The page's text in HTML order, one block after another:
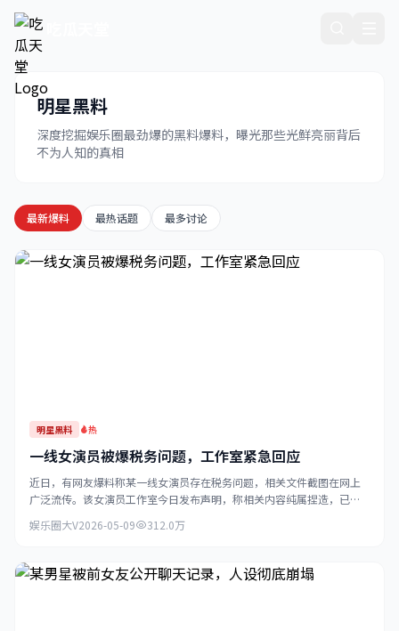
明星黑料
深度挖掘娱乐圈最劲爆的黑料爆料，曝光那些光鲜亮丽背后
不为人知的真相
最新爆料 最热话题 最多讨论
明星黑料 热
一线女演员被爆税务问题，工作室紧急回应
近日，有网友爆料称某一线女演员存在税务问题，相关文件截图在网上
广泛流传。该女演员工作室今日发布声明，称相关内容纯属捏造，已委
娱乐圈大V2026-05-09 312.0万